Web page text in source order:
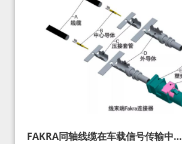
FAKRA同轴线缆在车载信号传输中的